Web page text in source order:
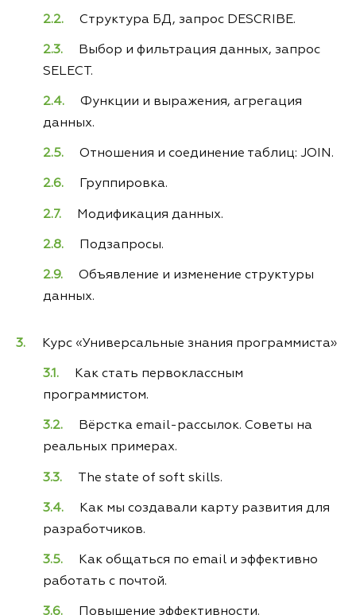
Структура БД, запрос DESCRIBE.
Выбор и фильтрация данных, запрос
SELECT.
Функции и выражения, агрегация
данных.
Отношения и соединение таблиц: JOIN.
Группировка.
Модификация данных.
Подзапросы.
Объявление и изменение структуры
данных.
Курс «Универсальные знания программиста»
Как стать первоклассным
программистом.
Вёрстка email-рассылок. Советы на
реальных примерах.
The state of soft skills.
Как мы создавали карту развития для
разработчиков.
Как общаться по email и эффективно
работать с почтой.
Повышение эффективности.